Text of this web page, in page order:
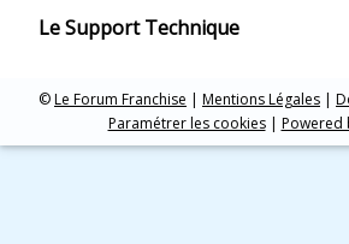
Le Support Technique
©Le Forum Franchise | Mentions Légales |
Paramétrer les cookies| Powered